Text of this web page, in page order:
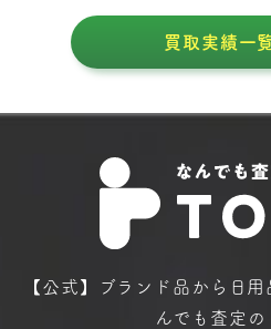
買取実績一
【公式】ブランド品から日用
んでも査定の